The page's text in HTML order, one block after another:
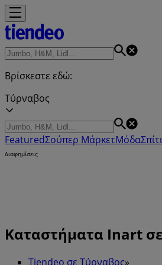
Βρίσκεστε εδώ:
Τύρναβος
FeaturedΣούπερ ΜάρκετΜόδα
Διαφημίσεις
Καταστήματα Inart
Tiendeo σε Τύρναβος»